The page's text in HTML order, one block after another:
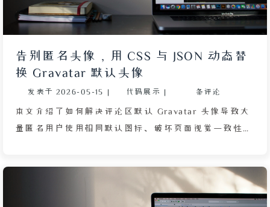
PJAX 无刷新加载，确保页面切换后自动执行补齐。同
时指出，在 index_layout 参数为 4 或 6 的特殊布局
致高度不一致，因此需要额外添加空封面占位元素。最
后说明如何通过主题的 inject 配置将脚本注入页面底
部，无需修改核心文件，便于维护升级。该方案有效解
决了分页高度不一致的布局问题。
告别匿名头像，用 CSS 与 JSON 动态替
换 Gravatar 默认头像
发表于 2026-05-15 | 代码展示 | 条评论
本文介绍了如何解决评论区默认 Gravatar 头像导致大
量匿名用户使用相同默认图标、破坏页面视觉一致性的
景的默认头像。最初的方案是利用 CSS 的 img[src=""]
属性选择器和 content: url() 声明直接替换头像地址，